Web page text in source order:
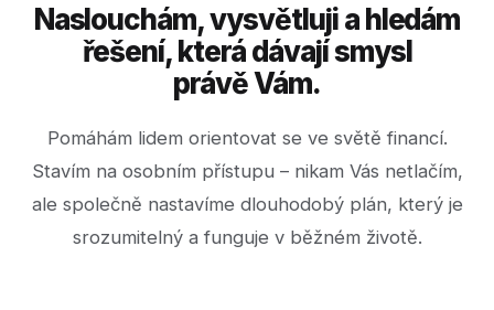
Naslouchám, vysvětluji a hledám
řešení, která dávají smysl
právě Vám.
Pomáhám lidem orientovat se ve světě financí.
Stavím na osobním přístupu – nikam Vás netlačím,
ale společně nastavíme dlouhodobý plán, který je
srozumitelný a funguje v běžném životě.